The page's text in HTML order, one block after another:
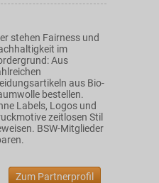
stehen Fairness und
im
Aus
aus Bio-
bestellen.
Labels, Logos und
zeitlosen Stil
BSW-Mitglieder
Zum Partnerprofil